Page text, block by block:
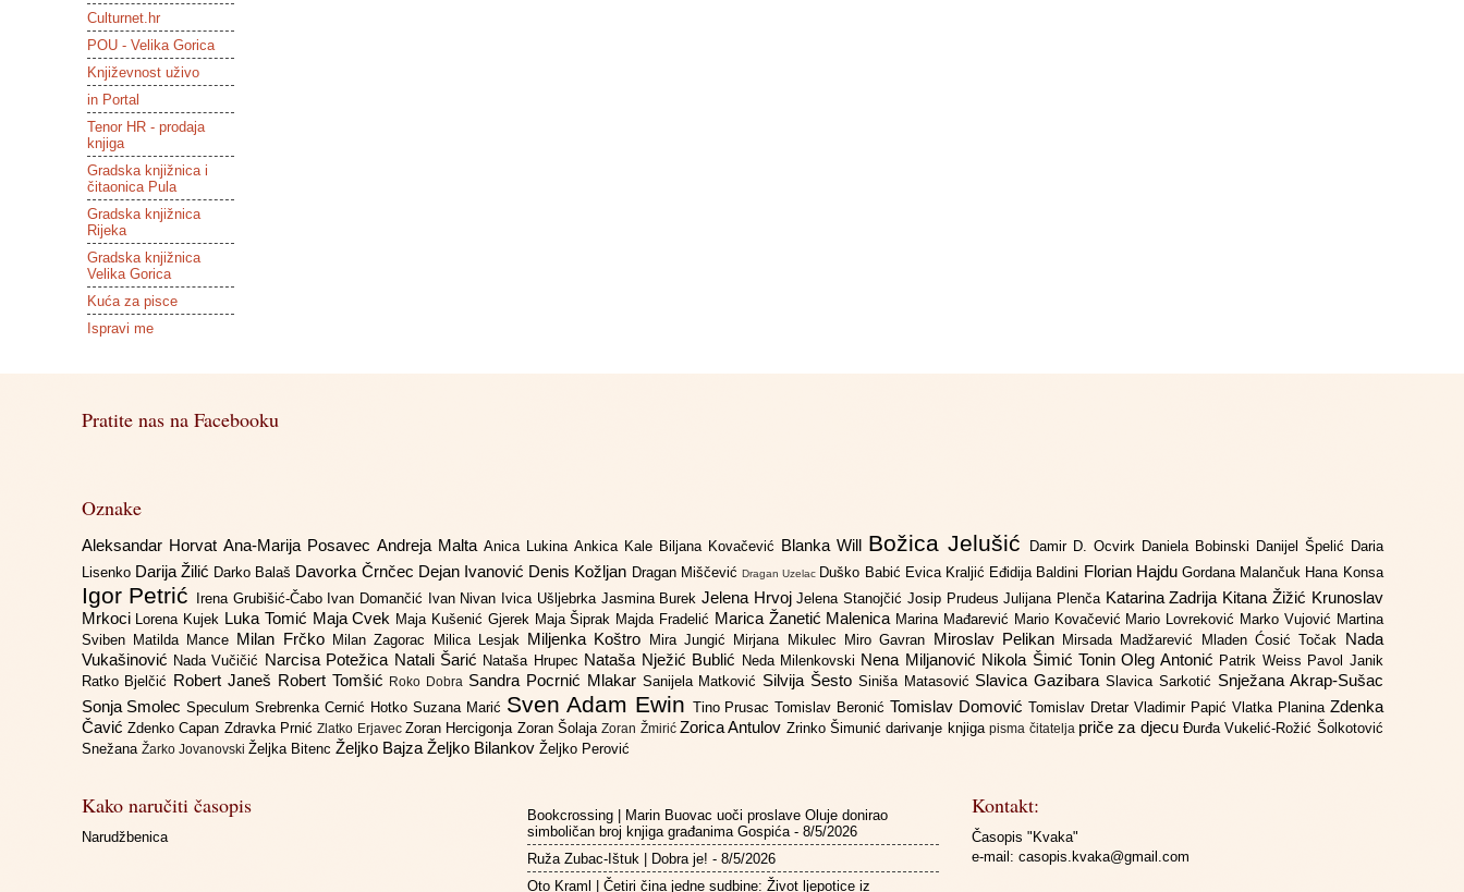
Culturnet.hr
POU - Velika Gorica
Književnost uživo
in Portal
Tenor HR - prodaja
knjiga
Gradska knjižnica i
čitaonica Pula
Gradska knjižnica
Rijeka
Gradska knjižnica
Velika Gorica
Kuća za pisce
Ispravi me
Pratite nas na Facebooku
Oznake
Aleksandar Horvat Ana-Marija Posavec Andreja Malta Anica Lukina Ankica Kale Biljana Kovačević Blanka Will Božica Jelušić Damir D. Ocvirk Daniela Bobinski Danijel Špelić Daria
Lisenko Darija Žilić Darko Balaš Davorka Črnčec Dejan Ivanović Denis Kožljan Dragan MiščevićDragan Uzelac Duško Babić Evica Kraljić Eđidija Baldini Florian Hajdu Gordana Malančuk Hana Konsa
Igor Petrić Irena Grubišić-Čabo Ivan Domančić Ivan Nivan Ivica Ušljebrka Jasmina BurekJelena HrvojJelena Stanojčić Josip PrudeusJulijana Plenča Katarina Zadrija Kitana Žižić Krunoslav
Mrkoci Lorena Kujek Luka Tomić Maja Cvek Maja Kušenić Gjerek Maja Šiprak Majda Fradelić Marica Žanetić Malenica Marina Mađarević Mario Kovačević Mario Lovreković Marko Vujović Martina
Sviben Matilda Mance Milan Frčko Milan Zagorac Milica Lesjak Miljenka Koštro Mira Jungić Mirjana Mikulec Miro Gavran Miroslav Pelikan Mirsada Madžarević Mladen Ćosić Točak Nada
Vukašinović Nada Vučičić Narcisa Potežica Natali Šarić Nataša Hrupec Nataša Nježić Bublić Neda Milenkovski Nena Miljanović Nikola Šimić ToninOleg Antonić Patrik Weiss Pavol Janik
Ratko Bjelčić Robert Janeš Robert Tomšić Roko Dobra Sandra Pocrnić Mlakar Sanijela Matković Silvija Šesto Siniša Matasović Slavica GazibaraSlavica Sarkotić Snježana Akrap-Sušac
Sonja SmolecSpeculumSrebrenka Cernić Hotko Suzana Marić Sven Adam Ewin Tino PrusacTomislav Beronić Tomislav DomovićTomislav Dretar Vladimir Papić Vlatka Planina Zdenka
Čavić Zdenko Capan Zdravka PrnićZlatko Erjavec Zoran Hercigonja Zoran ŠolajaZoran ŽmirićZorica Antulov Zrinko Šimunićdarivanje knjigapisma čitatelja priče za djecu Đurđa Vukelić-Rožić Šolkotović
Snežana Žarko Jovanovski Željka Bitenc Željko Bajza Željko Bilankov Željko Perović
Kako naručiti časopis
Narudžbenica
Bookcrossing | Marin Buovac uoči proslave Oluje donirao
simboličan broj knjiga građanima Gospića- 8/5/2026
Ruža Zubac-Ištuk | Dobra je! - 8/5/2026
Oto Kraml | Četiri čina jedne sudbine: Život ljepotice iz
Kontakt:
Časopis "Kvaka"
e-mail: casopis.kvaka@gmail.com